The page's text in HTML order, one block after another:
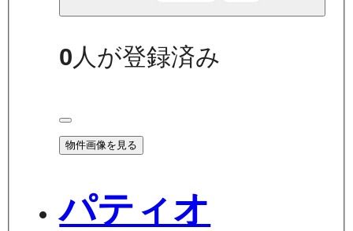
0 人が登録済み
物件画像を見る
パティオ